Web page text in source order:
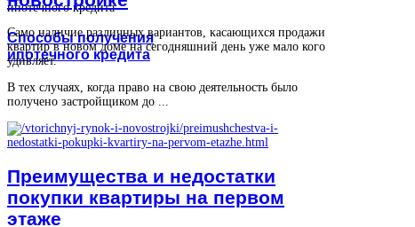
Способы получения
ипотечного кредита
Само наличие различных вариантов, касающихся продажи
квартир в новом доме на сегодняшний день уже мало кого
удивляет.
В тех случаях, когда право на свою деятельность было
получено застройщиком до ...
Преимущества и недостатки
покупки квартиры на первом
этаже